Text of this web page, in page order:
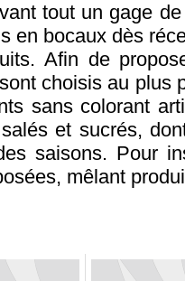
tout un gage
en bocaux dès
Afin de
choisis au plus
sans colorant
et sucrés,
saisons. Pour
mêlant